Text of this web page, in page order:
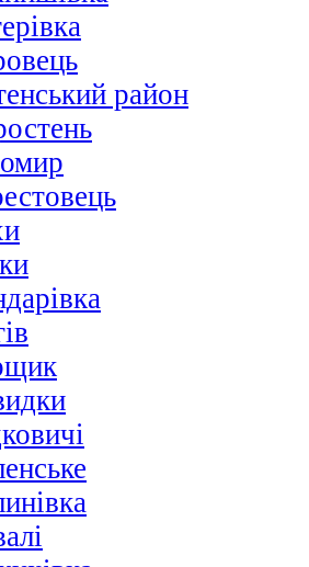
район